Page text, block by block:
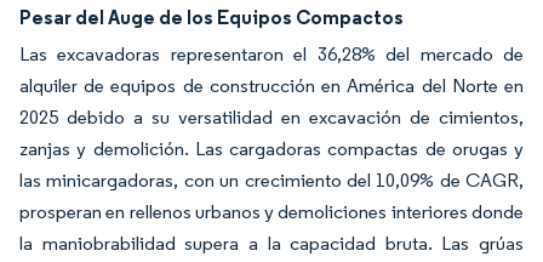
Pesar del Auge de los Equipos Compactos
Las excavadoras representaron el 36,28% del mercado de
alquiler de equipos de construcción en América del Norte en
2025 debido a su versatilidad en excavación de cimientos,
zanjas y demolición. Las cargadoras compactas de orugas y
las minicargadoras, con un crecimiento del 10,09% de CAGR,
prosperan en rellenos urbanos y demoliciones interiores donde
la maniobrabilidad supera a la capacidad bruta. Las grúas